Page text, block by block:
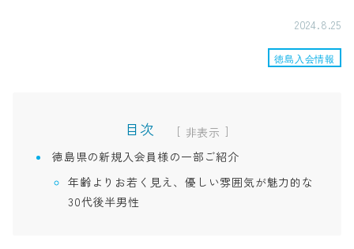
2024.8.25
徳島入会情報
目次 [
]
徳島県の新規入会員様の一部ご紹介
年齢よりお若く見え、優しい雰囲気が魅力的な
30代後半男性